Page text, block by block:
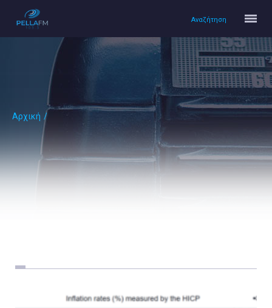
Αναζήτηση
Αρχική /
Πολιτισμός
Lifestyle